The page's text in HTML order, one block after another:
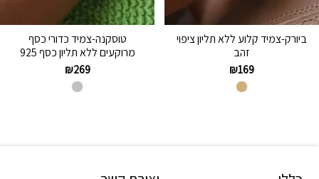
ביורק-צמיד קלוע ללא תליון ציפוי
זהב
₪169
טוסקנה-צמיד כדורי כסף
מרוקעים ללא תליון כסף 925
₪269